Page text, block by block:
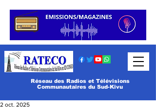
Réseau des Radios et Télévisions
Communautaires du Sud-Kivu
2 oct. 2025